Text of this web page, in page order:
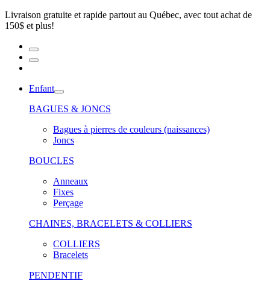
Livraison gratuite et rapide partout au Québec, avec tout achat de
150$ et plus!
Enfant
BAGUES & JONCS
Bagues à pierres de couleurs (naissances)
Joncs
BOUCLES
Anneaux
Fixes
Perçage
CHAINES, BRACELETS & COLLIERS
COLLIERS
Bracelets
PENDENTIF